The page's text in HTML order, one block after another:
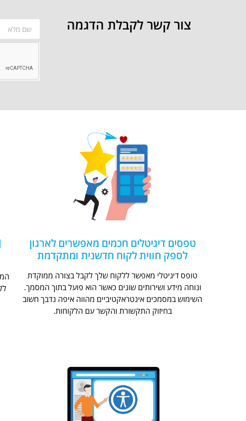
צור קשר לקבלת הדגמה
טפסים דיגיטלים חכמים מאפשרים לארגון
לספק חווית לקוח חדשנית ומתקדמת
טופס דיגיטלי מאפשר ללקוח שלך לקבל בצורה ממוקדת
ונוחה מידע ושירותים שונים כאשר הוא פועל בתוך המסמך.
השימוש במסמכים אינטראקטיביים מהווה איפה נדבך חשוב
בחיזוק התקשורת והקשר עם הלקוחות.